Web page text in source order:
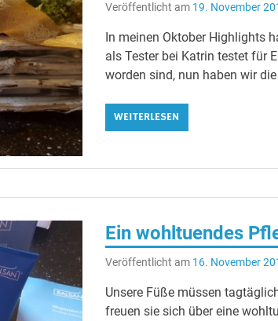
Veröffentlicht am 19. November
In meinen Oktober Highlights
als Tester bei Katrin testet für
worden sind, nun haben wir
WEITERLESEN
Ein wohltuendes
Veröffentlicht am 16. November
Unsere Füße müssen
freuen sie sich über eine